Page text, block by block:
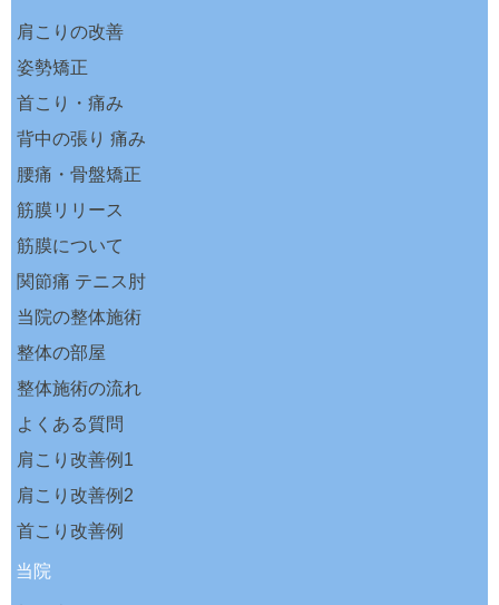
肩こりの改善
姿勢矯正
首こり・痛み
背中の張り 痛み
腰痛・骨盤矯正
筋膜リリース
筋膜について
関節痛 テニス肘
当院の整体施術
整体の部屋
整体施術の流れ
よくある質問
肩こり改善例1
肩こり改善例2
首こり改善例
当院